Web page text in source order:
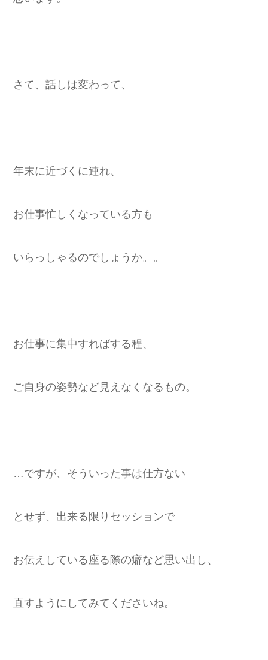
さて、話しは変わって、
年末に近づくに連れ、
お仕事忙しくなっている方も
いらっしゃるのでしょうか。。
お仕事に集中すればする程、
ご自身の姿勢など見えなくなるもの。
…ですが、そういった事は仕方ない
とせず、出来る限りセッションで
お伝えしている座る際の癖など思い出し、
直すようにしてみてくださいね。